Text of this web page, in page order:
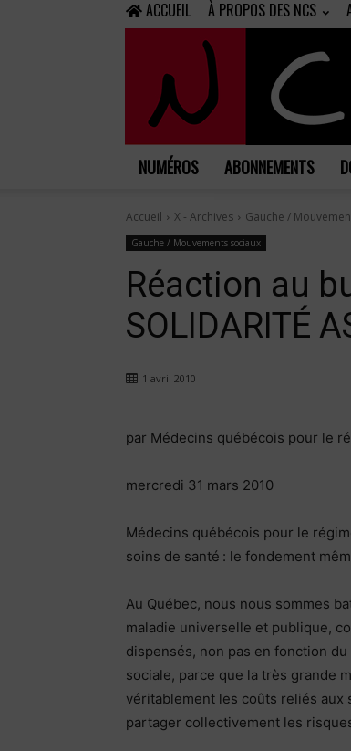
ACCUEIL À PROPOS DES NCS
NUMÉROS ABONNEMENTS
Accueil X - Archives Gauche /
Gauche / Mouvements sociaux
Réaction au
SOLIDARITÉ
1 avril 2010
par Médecins québécois pour le
mercredi 31 mars 2010
Médecins québécois pour le
soins de santé : le fondement
Au Québec, nous nous sommes
maladie universelle et publique,
dispensés, non pas en fonction
sociale, parce que la très grande
véritablement les coûts reliés aux
partager collectivement les